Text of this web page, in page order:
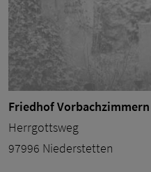
Friedhof Vorbachzimmern
Herrgottsweg
97996 Niederstetten